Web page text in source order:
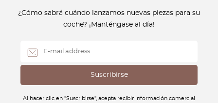
¿Cómo sabrá cuándo lanzamos nuevas piezas para su
coche? ¡Manténgase al día!
Al hacer clic en "Suscribirse", acepta recibir información comercial